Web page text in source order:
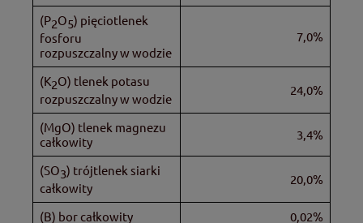
(P2O5) pięciotlenek
fosforu
rozpuszczalny w wodzie
7,0%
(K2O) tlenek potasu
rozpuszczalny w wodzie
24,0%
(MgO) tlenek magnezu
całkowity
3,4%
(SO3) trójtlenek siarki
całkowity
20,0%
(B) bor całkowity
0,02%